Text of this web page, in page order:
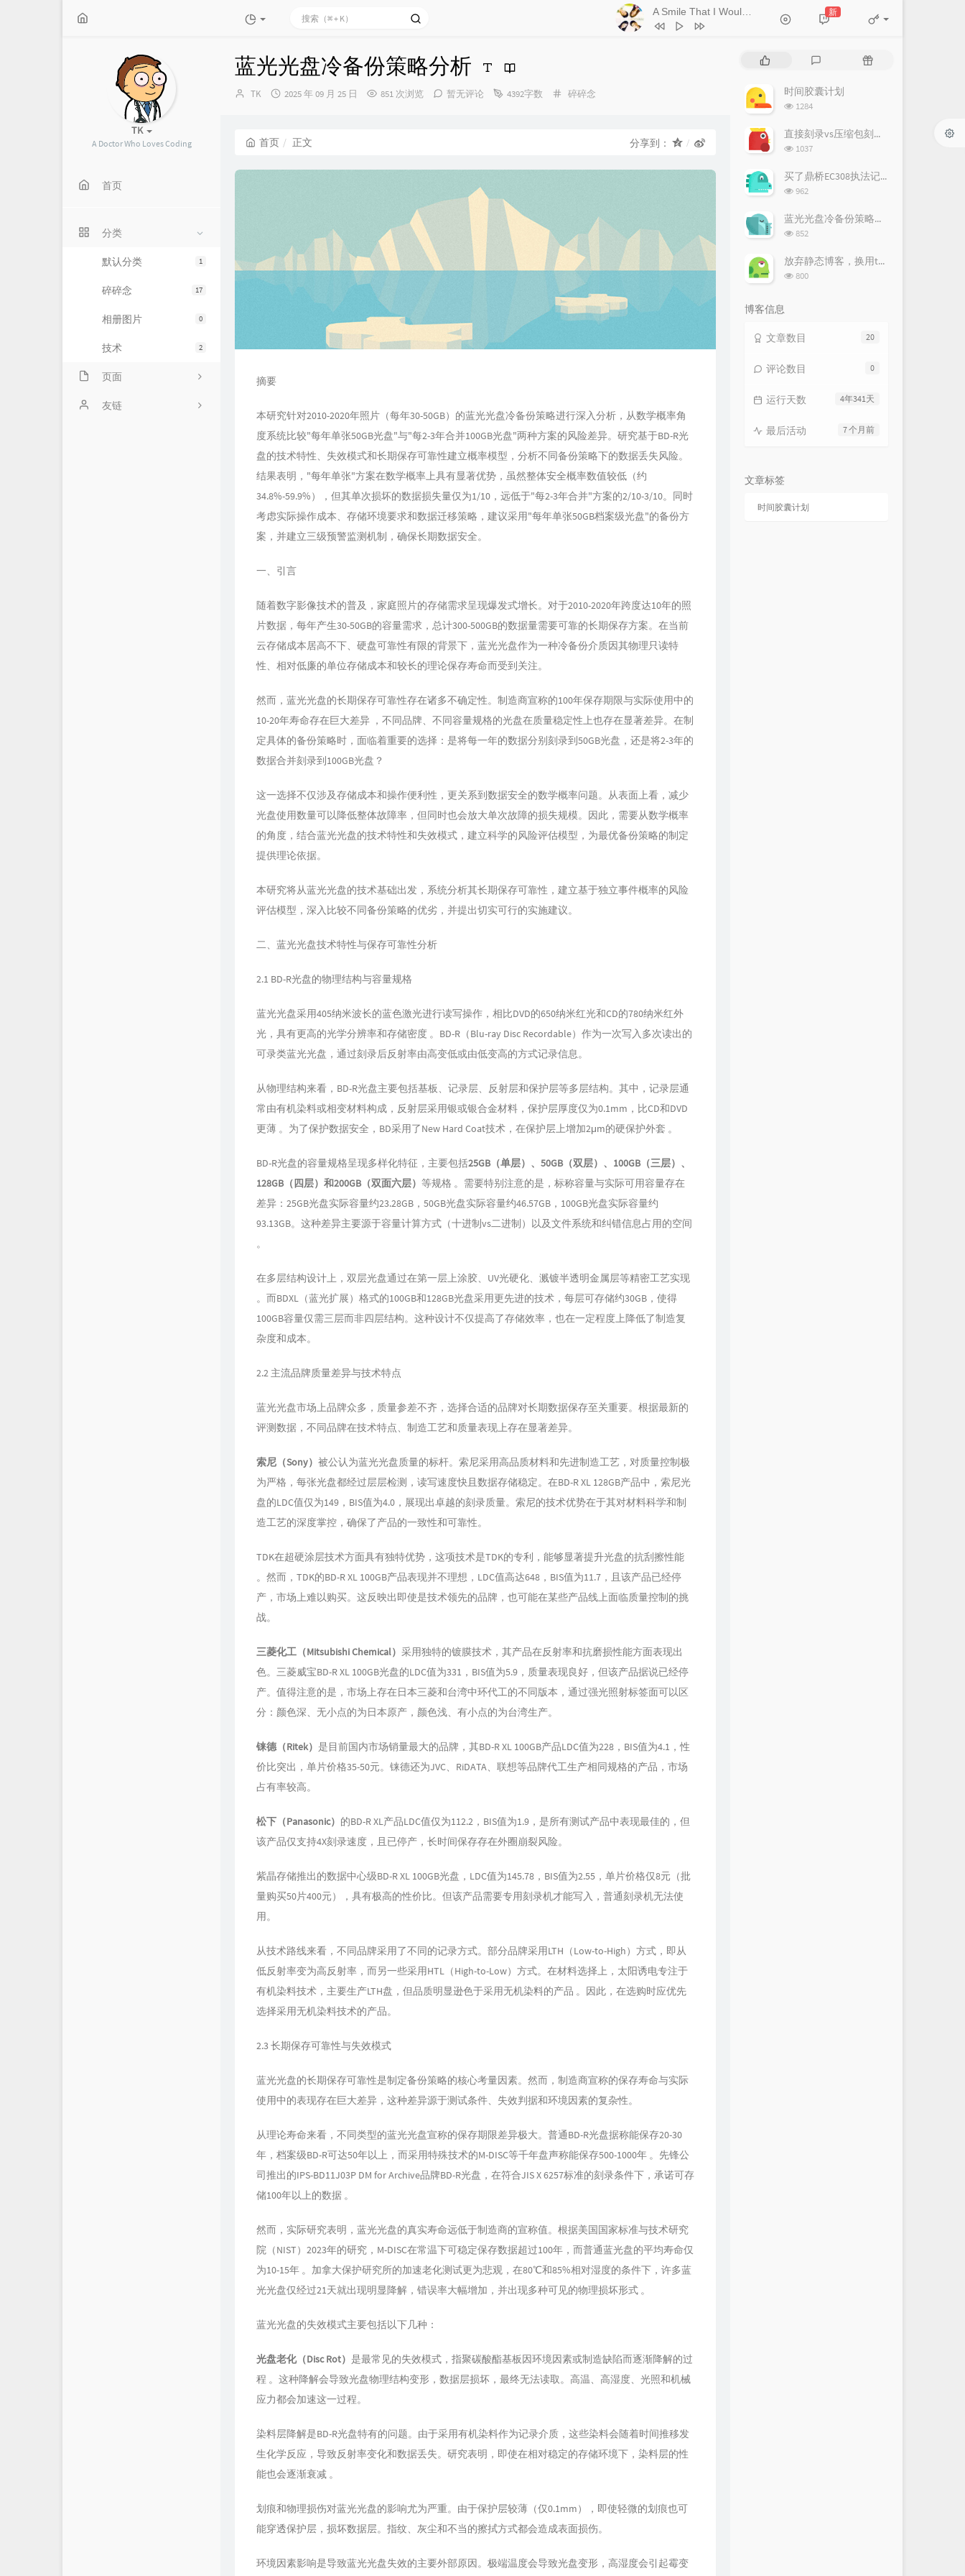
- Kitti Kuremanee
1
Ticket (Day Trip)
Kitti Kuremanee
Kitti Kuremanee
刘昊霖
我可以坐你旁边吗 厘小白
叶蒨文
新
TK
A Doctor Who Loves Coding
首页
分类
1
默认分类
17
碎碎念
0
相册图片
2
技术
页面
关于友链
蓝光光盘冷备份策略分析
博
TK
发
2025 年 09 月 25 日 851 次浏览 暂无评论 4392字数
分
碎碎念
首页 正文 分享到：
摘要
本研究针对2010-2020年照片（每年30-50GB）的蓝光光盘冷备份策略进行深入分析，从数学概率角
度系统比较"每年单张50GB光盘"与"每2-3年合并100GB光盘"两种方案的风险差异。研究基于BD-R光
盘的技术特性、失效模式和长期保存可靠性建立概率模型，分析不同备份策略下的数据丢失风险。
结果表明，"每年单张"方案在数学概率上具有显著优势，虽然整体安全概率数值较低（约
34.8%-59.9%），但其单次损坏的数据损失量仅为1/10，远低于"每2-3年合并"方案的2/10-3/10。同时
考虑实际操作成本、存储环境要求和数据迁移策略，建议采用"每年单张50GB档案级光盘"的备份方
案，并建立三级预警监测机制，确保长期数据安全。
一、引言
随着数字影像技术的普及，家庭照片的存储需求呈现爆发式增长。对于2010-2020年跨度达10年的照
片数据，每年产生30-50GB的容量需求，总计300-500GB的数据量需要可靠的长期保存方案。在当前
云存储成本居高不下、硬盘可靠性有限的背景下，蓝光光盘作为一种冷备份介质因其物理只读特
性、相对低廉的单位存储成本和较长的理论保存寿命而受到关注。
然而，蓝光光盘的长期保存可靠性存在诸多不确定性。制造商宣称的100年保存期限与实际使用中的
10-20年寿命存在巨大差异 ，不同品牌、不同容量规格的光盘在质量稳定性上也存在显著差异。在制
定具体的备份策略时，面临着重要的选择：是将每一年的数据分别刻录到50GB光盘，还是将2-3年的
数据合并刻录到100GB光盘？
这一选择不仅涉及存储成本和操作便利性，更关系到数据安全的数学概率问题。从表面上看，减少
光盘使用数量可以降低整体故障率，但同时也会放大单次故障的损失规模。因此，需要从数学概率
的角度，结合蓝光光盘的技术特性和失效模式，建立科学的风险评估模型，为最优备份策略的制定
提供理论依据。
本研究将从蓝光光盘的技术基础出发，系统分析其长期保存可靠性，建立基于独立事件概率的风险
评估模型，深入比较不同备份策略的优劣，并提出切实可行的实施建议。
二、蓝光光盘技术特性与保存可靠性分析
2.1 BD-R光盘的物理结构与容量规格
蓝光光盘采用405纳米波长的蓝色激光进行读写操作，相比DVD的650纳米红光和CD的780纳米红外
光，具有更高的光学分辨率和存储密度 。BD-R（Blu-ray Disc Recordable）作为一次写入多次读出的
可录类蓝光光盘，通过刻录后反射率由高变低或由低变高的方式记录信息。
从物理结构来看，BD-R光盘主要包括基板、记录层、反射层和保护层等多层结构。其中，记录层通
常由有机染料或相变材料构成，反射层采用银或银合金材料，保护层厚度仅为0.1mm，比CD和DVD
更薄 。为了保护数据安全，BD采用了New Hard Coat技术，在保护层上增加2μm的硬保护外套 。
BD-R光盘的容量规格呈现多样化特征，主要包括25GB（单层）、50GB（双层）、100GB（三层）、
128GB（四层）和200GB（双面六层） 等规格 。需要特别注意的是，标称容量与实际可用容量存在
差异：25GB光盘实际容量约23.28GB，50GB光盘实际容量约46.57GB，100GB光盘实际容量约
93.13GB。这种差异主要源于容量计算方式（十进制vs二进制）以及文件系统和纠错信息占用的空间
。
在多层结构设计上，双层光盘通过在第一层上涂胶、UV光硬化、溅镀半透明金属层等精密工艺实现
。而BDXL（蓝光扩展）格式的100GB和128GB光盘采用更先进的技术，每层可存储约30GB，使得
100GB容量仅需三层而非四层结构。这种设计不仅提高了存储效率，也在一定程度上降低了制造复
杂度和成本。
2.2 主流品牌质量差异与技术特点
蓝光光盘市场上品牌众多，质量参差不齐，选择合适的品牌对长期数据保存至关重要。根据最新的
评测数据，不同品牌在技术特点、制造工艺和质量表现上存在显著差异。
索尼（Sony） 被公认为蓝光光盘质量的标杆。索尼采用高品质材料和先进制造工艺，对质量控制极
为严格，每张光盘都经过层层检测，读写速度快且数据存储稳定。在BD-R XL 128GB产品中，索尼光
盘的LDC值仅为149，BIS值为4.0，展现出卓越的刻录质量。索尼的技术优势在于其对材料科学和制
造工艺的深度掌控，确保了产品的一致性和可靠性。
TDK在超硬涂层技术方面具有独特优势，这项技术是TDK的专利，能够显著提升光盘的抗刮擦性能
。然而，TDK的BD-R XL 100GB产品表现并不理想，LDC值高达648，BIS值为11.7，且该产品已经停
产，市场上难以购买。这反映出即使是技术领先的品牌，也可能在某些产品线上面临质量控制的挑
战。
三菱化工（Mitsubishi Chemical） 采用独特的镀膜技术，其产品在反射率和抗磨损性能方面表现出
色。三菱威宝BD-R XL 100GB光盘的LDC值为331，BIS值为5.9，质量表现良好，但该产品据说已经停
产。值得注意的是，市场上存在日本三菱和台湾中环代工的不同版本，通过强光照射标签面可以区
分：颜色深、无小点的为日本原产，颜色浅、有小点的为台湾生产。
铼德（Ritek） 是目前国内市场销量最大的品牌，其BD-R XL 100GB产品LDC值为228，BIS值为4.1，性
价比突出，单片价格35-50元。铼德还为JVC、RiDATA、联想等品牌代工生产相同规格的产品，市场
占有率较高。
松下（Panasonic） 的BD-R XL产品LDC值仅为112.2，BIS值为1.9，是所有测试产品中表现最佳的，但
该产品仅支持4X刻录速度，且已停产，长时间保存存在外圈崩裂风险。
紫晶存储推出的数据中心级BD-R XL 100GB光盘，LDC值为145.78，BIS值为2.55，单片价格仅8元（批
量购买50片400元），具有极高的性价比。但该产品需要专用刻录机才能写入，普通刻录机无法使
用。
从技术路线来看，不同品牌采用了不同的记录方式。部分品牌采用LTH（Low-to-High）方式，即从
低反射率变为高反射率，而另一些采用HTL（High-to-Low）方式。在材料选择上，太阳诱电专注于
有机染料技术，主要生产LTH盘，但品质明显逊色于采用无机染料的产品 。因此，在选购时应优先
选择采用无机染料技术的产品。
2.3 长期保存可靠性与失效模式
蓝光光盘的长期保存可靠性是制定备份策略的核心考量因素。然而，制造商宣称的保存寿命与实际
使用中的表现存在巨大差异，这种差异源于测试条件、失效判据和环境因素的复杂性。
从理论寿命来看，不同类型的蓝光光盘宣称的保存期限差异极大。普通BD-R光盘据称能保存20-30
年，档案级BD-R可达50年以上，而采用特殊技术的M-DISC等千年盘声称能保存500-1000年 。先锋公
司推出的IPS-BD11J03P DM for Archive品牌BD-R光盘，在符合JIS X 6257标准的刻录条件下，承诺可存
储100年以上的数据 。
然而，实际研究表明，蓝光光盘的真实寿命远低于制造商的宣称值。根据美国国家标准与技术研究
院（NIST）2023年的研究，M-DISC在常温下可稳定保存数据超过100年，而普通蓝光盘的平均寿命仅
为10-15年 。加拿大保护研究所的加速老化测试更为悲观，在80℃和85%相对湿度的条件下，许多蓝
光光盘仅经过21天就出现明显降解，错误率大幅增加，并出现多种可见的物理损坏形式 。
蓝光光盘的失效模式主要包括以下几种：
光盘老化（Disc Rot） 是最常见的失效模式，指聚碳酸酯基板因环境因素或制造缺陷而逐渐降解的过
程 。这种降解会导致光盘物理结构变形，数据层损坏，最终无法读取。高温、高湿度、光照和机械
应力都会加速这一过程。
染料层降解是BD-R光盘特有的问题。由于采用有机染料作为记录介质，这些染料会随着时间推移发
生化学反应，导致反射率变化和数据丢失。研究表明，即使在相对稳定的存储环境下，染料层的性
能也会逐渐衰减 。
划痕和物理损伤对蓝光光盘的影响尤为严重。由于保护层较薄（仅0.1mm），即使轻微的划痕也可
能穿透保护层，损坏数据层。指纹、灰尘和不当的擦拭方式都会造成表面损伤。
环境因素影响是导致蓝光光盘失效的主要外部原因。极端温度会导致光盘变形，高湿度会引起霉变
章
评
随
时间胶囊计划
浏
次
数:
1284
直接刻录vs压缩包刻录技术对比与风险评估
浏
次
数:
1037
买了鼎桥EC308执法记录仪
浏
次
数:
962
蓝光光盘冷备份策略分析
浏
次
数:
852
放弃静态博客，换用typecho
浏
800
博客信息
20
文章数目
0
评论数目
4年341天
运行天数
7 个月前
最后活动
文章标签
时间胶囊计划